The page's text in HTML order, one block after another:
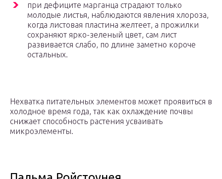
при дефиците марганца страдают только
молодые листья, наблюдаются явления хлороза,
когда листовая пластина желтеет, а прожилки
сохраняют ярко-зеленый цвет, сам лист
развивается слабо, по длине заметно короче
остальных.
Нехватка питательных элементов может проявиться в
холодное время года, так как охлаждение почвы
снижает способность растения усваивать
микроэлементы.